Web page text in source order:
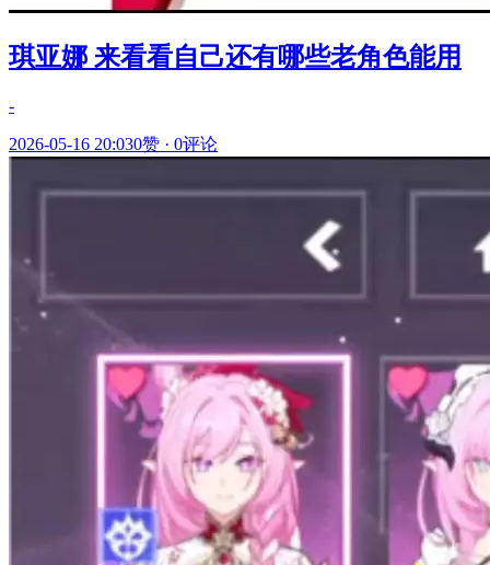
琪亚娜 来看看自己还有哪些老角色能用
-
2026-05-16 20:030赞 · 0评论